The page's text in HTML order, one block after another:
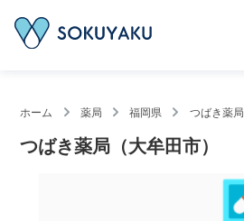
ホーム 薬局 福岡県 つばき薬
つばき薬局（大牟田市）